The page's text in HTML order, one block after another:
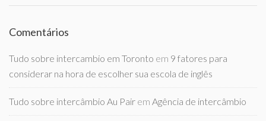
Comentários
Tudo sobre intercambio em Toronto em 9 fatores para
considerar na hora de escolher sua escola de inglês
Tudo sobre intercâmbio Au Pair em Agência de intercâmbio